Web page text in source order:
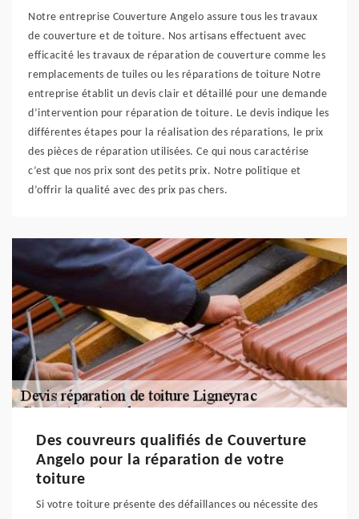
Notre entreprise Couverture Angelo assure tous les travaux
de couverture et de toiture. Nos artisans effectuent avec
efficacité les travaux de réparation de couverture comme les
remplacements de tuiles ou les réparations de toiture Notre
entreprise établit un devis clair et détaillé pour une demande
d’intervention pour réparation de toiture. Le devis indique les
différentes étapes pour la réalisation des réparations, le prix
des pièces de réparation utilisées. Ce qui nous caractérise
c’est que nos prix sont des petits prix. Notre politique et
d’offrir la qualité avec des prix pas chers.
Des couvreurs qualifiés de Couverture
Angelo pour la réparation de votre
toiture
Si votre toiture présente des défaillances ou nécessite des